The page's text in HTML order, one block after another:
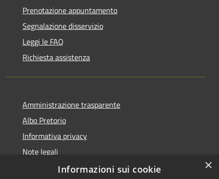
Prenotazione appuntamento
Segnalazione disservizio
Leggi le FAQ
Richiesta assistenza
Amministrazione trasparente
Albo Pretorio
Informativa privacy
Note legali
Dichiarazione di accessibilità
×
Informazioni sui cookie